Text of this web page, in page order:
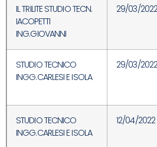
IL TRILITE STUDIO TECN.
IACOPETTI
ING.GIOVANNI
29/03/2022
STUDIO TECNICO
INGG.CARLESI E ISOLA
29/03/2022
STUDIO TECNICO
INGG.CARLESI E ISOLA
12/04/2022